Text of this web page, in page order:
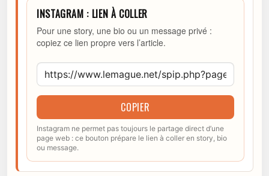
INSTAGRAM : LIEN À COLLER
Pour une story, une bio ou un message privé :
copiez ce lien propre vers l’article.
COPIER
Instagram ne permet pas toujours le partage direct d’une
page web : ce bouton prépare le lien à coller en story, bio
ou message.